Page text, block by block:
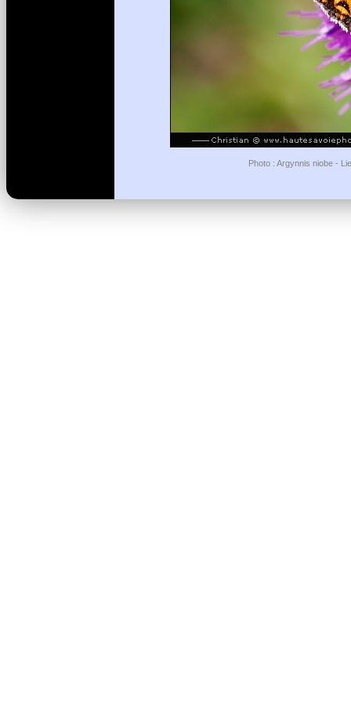
Photo : Argynnis niobe -